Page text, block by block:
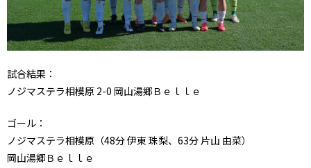
試合結果：
ノジマステラ相模原 2-0 岡山湯郷Ｂｅｌｌｅ
ゴール：
ノジマステラ相模原（48分 伊東 珠梨、63分 片山 由菜）
岡山湯郷Ｂｅｌｌｅ